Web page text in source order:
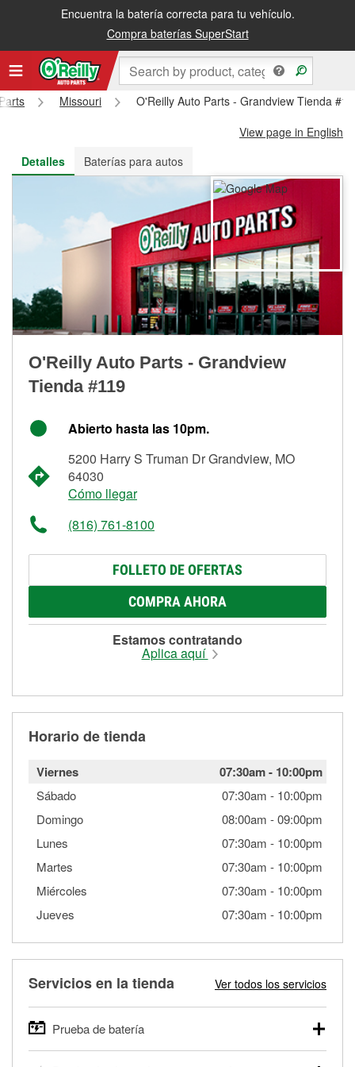
Encuentra la batería correcta para tu vehículo.
Compra baterías SuperStart
Recibe tu orden gratis al día siguiente o recógela en la tienda
Missouri
O'Reilly Auto Parts - Grandview Tienda
View page in English
Detalles
Baterías para autos
O'Reilly Auto Parts - Grandview
Tienda #119
Abierto hasta las 10pm.
5200 Harry S Truman Dr Grandview, MO
64030
Cómo llegar
(816) 761-8100
FOLLETO DE OFERTAS
COMPRA AHORA
Estamos contratando
Aplica aquí
Horario de tienda
Viernes 07:30am- 10:00pm
Sábado 07:30am - 10:00pm
Domingo
08:00am -09:00pm
Lunes
07:30am - 10:00pm
Martes
07:30am - 10:00pm
Miércoles
07:30am - 10:00pm
Jueves
07:30am - 10:00pm
Servicios en la tienda Ver todos los servicios
Prueba de batería